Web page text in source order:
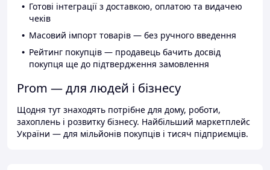
Готові інтеграції з доставкою, оплатою та видачею
чеків
Масовий імпорт товарів — без ручного введення
Рейтинг покупців — продавець бачить досвід
покупця ще до підтвердження замовлення
Prom — для людей і бізнесу
Щодня тут знаходять потрібне для дому, роботи,
захоплень і розвитку бізнесу. Найбільший маркетплейс
України — для мільйонів покупців і тисяч підприємців.